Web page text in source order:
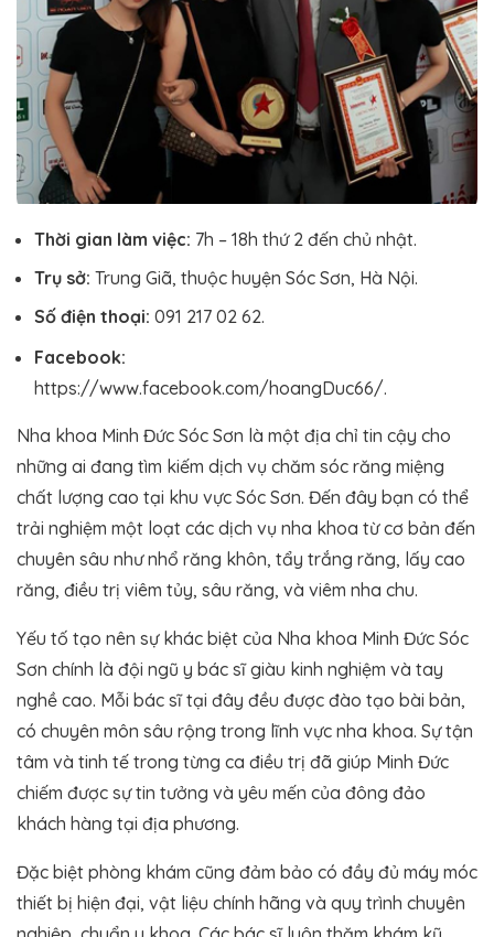
Thời gian làm việc: 7h – 18h thứ 2 đến chủ nhật.
Trụ sở: Trung Giã, thuộc huyện Sóc Sơn, Hà Nội.
Số điện thoại: 091 217 02 62.
Facebook:
https://www.facebook.com/hoangDuc66/.
Nha khoa Minh Đức Sóc Sơn là một địa chỉ tin cậy cho
những ai đang tìm kiếm dịch vụ chăm sóc răng miệng
chất lượng cao tại khu vực Sóc Sơn. Đến đây bạn có thể
trải nghiệm một loạt các dịch vụ nha khoa từ cơ bản đến
chuyên sâu như nhổ răng khôn, tẩy trắng răng, lấy cao
răng, điều trị viêm tủy, sâu răng, và viêm nha chu.
Yếu tố tạo nên sự khác biệt của Nha khoa Minh Đức Sóc
Sơn chính là đội ngũ y bác sĩ giàu kinh nghiệm và tay
nghề cao. Mỗi bác sĩ tại đây đều được đào tạo bài bản,
có chuyên môn sâu rộng trong lĩnh vực nha khoa. Sự tận
tâm và tinh tế trong từng ca điều trị đã giúp Minh Đức
chiếm được sự tin tưởng và yêu mến của đông đảo
khách hàng tại địa phương.
Đặc biệt phòng khám cũng đảm bảo có đầy đủ máy móc
thiết bị hiện đại, vật liệu chính hãng và quy trình chuyên